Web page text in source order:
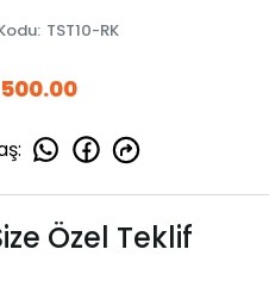
: TST10-RK
:
Özel Teklif